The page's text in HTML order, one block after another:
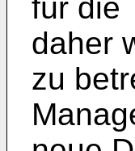
für die
daher
zu